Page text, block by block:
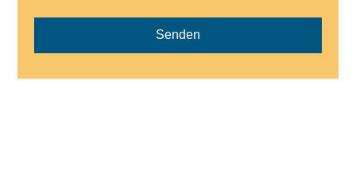
Senden